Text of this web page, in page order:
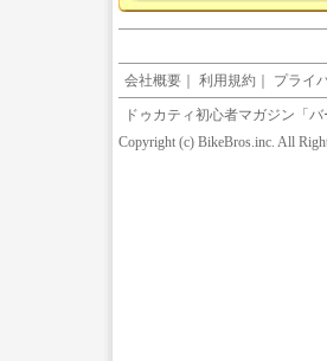
会社概要 ｜ 利用規約 ｜ プライ
ドゥカティ初心者マガジン「バ
Copyright (c) BikeBros.inc. All